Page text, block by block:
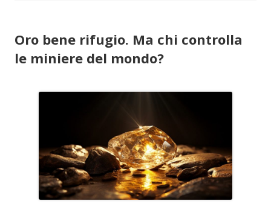
Oro bene rifugio. Ma chi controlla
le miniere del mondo?